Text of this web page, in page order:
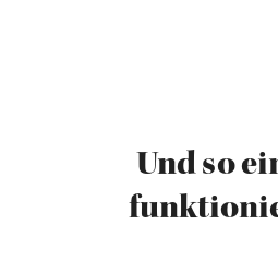
Und so